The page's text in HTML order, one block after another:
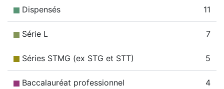
Dispensés 11
Série L 7
Séries STMG (ex STG et STT) 5
Baccalauréat professionnel 4